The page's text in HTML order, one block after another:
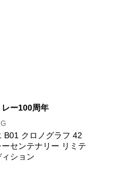
ー100周年
B01 クロノグラフ 42
センテナリー リミテ
ション